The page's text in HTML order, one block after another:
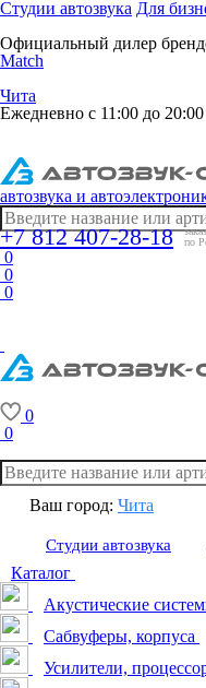
Студии автозвука Для
Официальный дилер
Match
Чита
Ежедневно с 11:00 до 20:00
автозвука и
+7 812 407-28-18
по
0
0
0
0
0
Ваш город: Чита
Студии автозвука
Каталог
Акустические
Сабвуферы, корпуса
Усилители,